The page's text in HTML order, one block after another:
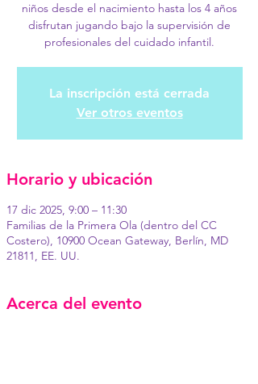
niños desde el nacimiento hasta los 4 años
disfrutan jugando bajo la supervisión de
profesionales del cuidado infantil.
La inscripción está cerrada
Ver otros eventos
Horario y ubicación
17 dic 2025, 9:00 – 11:30
Familias de la Primera Ola (dentro del CC
Costero), 10900 Ocean Gateway, Berlín, MD
21811, EE. UU.
Acerca del evento